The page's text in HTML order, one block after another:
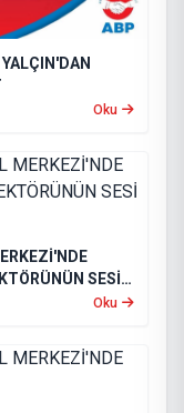
Oku
SESİ
Oku